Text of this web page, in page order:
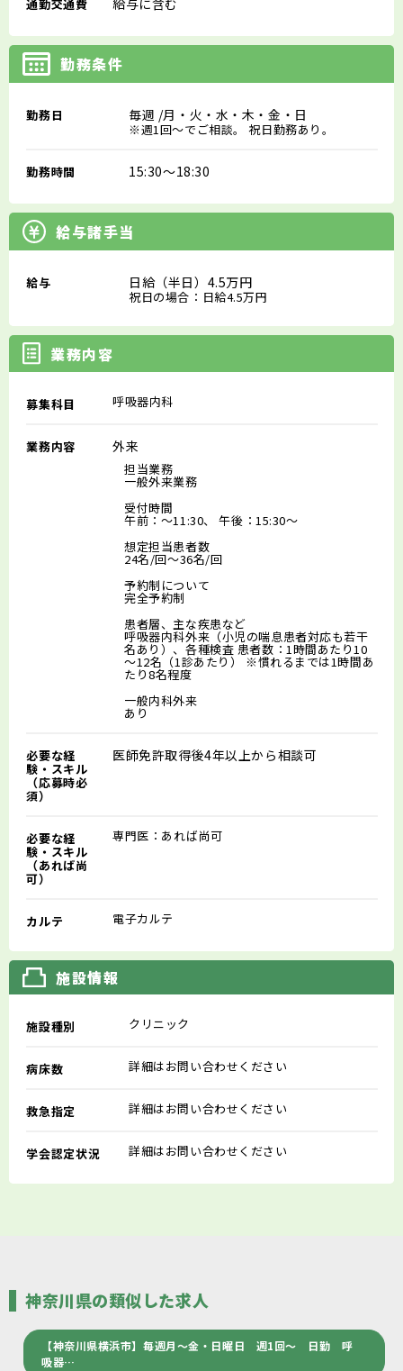
通勤交通費
勤務条件
勤務日 毎週 /月・火・水・木・金・日
※週1回～でご相談。 祝日勤務あり。
勤務時間 15:30～18:30
給与諸手当
給与 日給（半日）4.5万円
祝日の場合：日給4.5万円
業務内容
募集科目 呼吸器内科
業務内容 外来
担当業務
一般外来業務
受付時間
午前：～11:30、 午後：15:30～
想定担当患者数
24名/回～36名/回
予約制について
完全予約制
患者層、主な疾患など
呼吸器内科外来（小児の喘息患者対応も若干
名あり）、各種検査 患者数：1時間あたり10
～12名（1診あたり） ※慣れるまでは1時間あ
たり8名程度
一般内科外来
あり
必要な経
験・スキル
（応募時必
須）
医師免許取得後4年以上から相談可
必要な経
験・スキル
（あれば尚
可）
専門医：あれば尚可
カルテ 電子カルテ
施設情報
施設種別 クリニック
病床数 詳細はお問い合わせください
救急指定 詳細はお問い合わせください
学会認定状況 詳細はお問い合わせください
神奈川県の類似した求人
【神奈川県横浜市】毎週月～金・日曜日 週1回～ 日勤 呼
吸器…